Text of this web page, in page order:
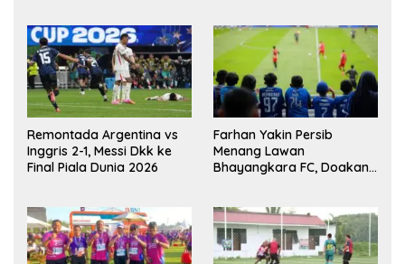
Remontada Argentina vs
Inggris 2-1, Messi Dkk ke
Final Piala Dunia 2026
Farhan Yakin Persib
Menang Lawan
Bhayangkara FC, Doakan